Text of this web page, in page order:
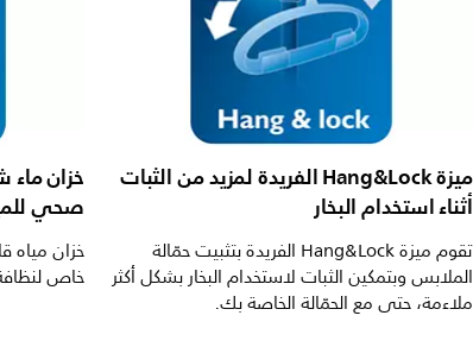
ميزة Hang&Lock الفريدة لمزيد من الثبات
أثناء استخدام البخار
تقوم ميزة Hang&Lock الفريدة بتثبيت حمّالة
الملابس وبتمكين الثبات لاستخدام البخار بشكل أكثر
ملاءمة، حتى مع الحمّالة الخاصة بك.
خزان
صحي
خاص